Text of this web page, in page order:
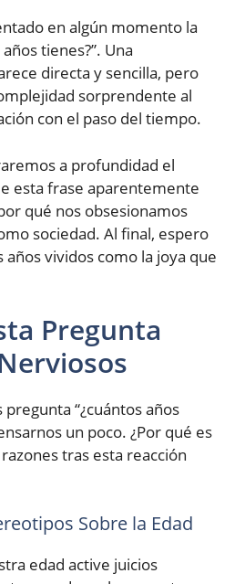
en algún momento la
tienes?”. Una
directa y sencilla, pero
sorprendente al
con el paso del tiempo.
a profundidad el
esta frase aparentemente
qué nos obsesionamos
sociedad. Al final, espero
años vividos como la joya que
Pregunta
“¿cuántos años
un poco. ¿Por qué es
tras esta reacción
Sobre la Edad
edad active juicios